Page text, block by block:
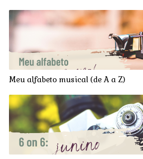
Meu alfabeto musical (de A a Z)